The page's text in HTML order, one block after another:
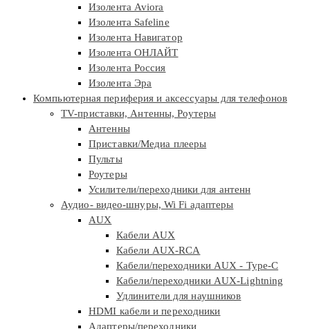
Изолента Aviora
Изолента Safeline
Изолента Навигатор
Изолента ОНЛАЙТ
Изолента Россия
Изолента Эра
Компьютерная периферия и аксессуары для телефонов
TV-приставки, Антенны, Роутеры
Антенны
Приставки/Медиа плееры
Пульты
Роутеры
Усилители/переходники для антенн
Аудио- видео-шнуры, Wi Fi адаптеры
AUX
Кабели AUX
Кабели AUX-RCA
Кабели/переходники AUX - Type-C
Кабели/переходники AUX-Lightning
Удлинители для наушников
HDMI кабели и переходники
Адаптеры/переходники